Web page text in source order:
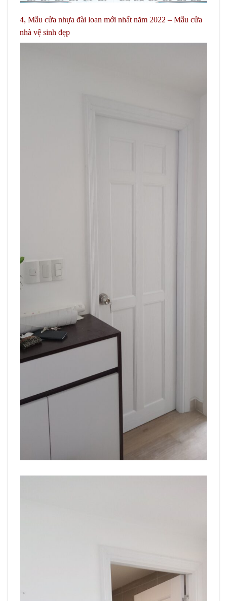
4, Mẫu cửa nhựa đài loan mới nhất năm 2022 – Mẫu cửa
nhà vệ sinh đẹp